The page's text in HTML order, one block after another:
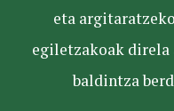
eta
egiletzakoak direla
baldintza